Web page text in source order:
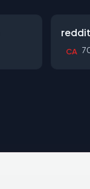
CA